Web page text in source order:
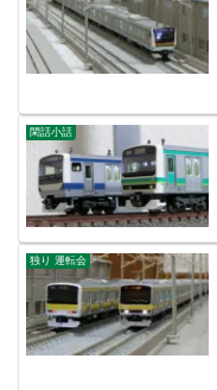
閑話小話
独り 運転会